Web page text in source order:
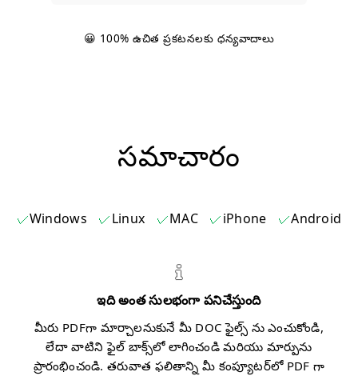
😀 100% ఉచిత ప్రకటనలకు ధన్యవాదాలు
సమాచారం
Windows Linux MAC iPhone Android
ఇది అంత సులభంగా పనిచేస్తుంది
మీరు PDFగా మార్చాలనుకునే మీ DOC ఫైల్స్ ను ఎంచుకోండి,
లేదా వాటిని ఫైల్ బాక్స్‌లో లాగించండి మరియు మార్పును
ప్రారంభించండి. తరువాత ఫలితాన్ని మీ కంప్యూటర్‌లో PDF గా